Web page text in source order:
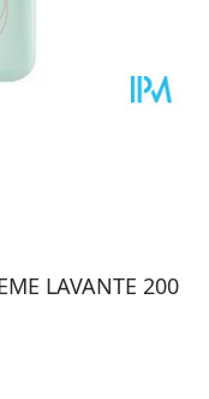
LAVANTE 200